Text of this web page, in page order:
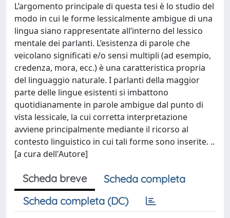
L’argomento principale di questa tesi è lo studio del
modo in cui le forme lessicalmente ambigue di una
lingua siano rappresentate all’interno del lessico
mentale dei parlanti. L’esistenza di parole che
veicolano significati e/o sensi multipli (ad esempio,
credenza, mora, ecc.) è una caratteristica propria
del linguaggio naturale. I parlanti della maggior
parte delle lingue esistenti si imbattono
quotidianamente in parole ambigue dal punto di
vista lessicale, la cui corretta interpretazione
avviene principalmente mediante il ricorso al
contesto linguistico in cui tali forme sono inserite. ..
[a cura dell'Autore]
Scheda breve
Scheda completa
Scheda completa (DC)